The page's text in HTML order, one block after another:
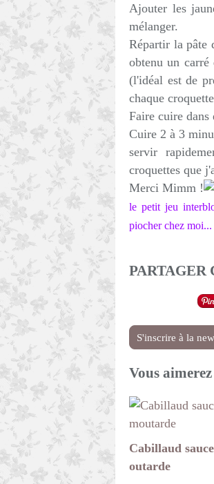
Ajouter les
mélanger.
Répartir la pâte
obtenu un
(l'idéal est de
chaque
Faire cuire
Cuire 2 à 3
servir
croquettes que
Merci Mimm !
le petit jeu
piocher chez
PARTAGER
S'inscrire à la
Vous
Cabillaud
outarde